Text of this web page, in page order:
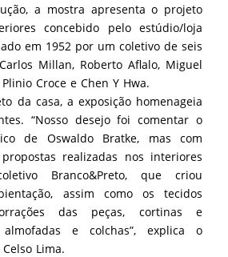
a mostra apresenta o projeto
concebido pelo estúdio/loja
em 1952 por um coletivo de seis
Millan, Roberto Aflalo, Miguel
Croce e Chen Y Hwa.
da casa, a exposição homenageia
“Nosso desejo foi comentar o
de Oswaldo Bratke, mas com
realizadas nos interiores
Branco&Preto, que criou
assim como os tecidos
das peças, cortinas e
almofadas e colchas”, explica o
Lima.